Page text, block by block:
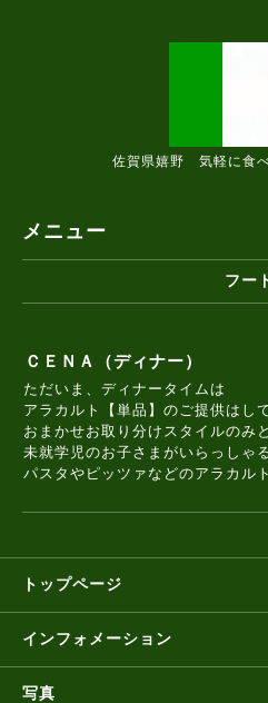
佐賀県嬉野 気軽に食
メニュー
フー
ＣＥＮＡ（ディナー）
ただいま、ディナータイムは
アラカルト【単品】のご提供はし
おまかせお取り分けスタイルのみ
未就学児のお子さまがいらっしゃ
パスタやピッツァなどのアラカル
トップページ
インフォメーション
写真